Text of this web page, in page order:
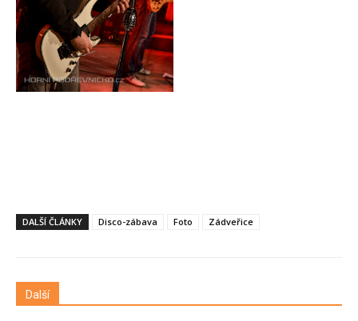
DALŠÍ ČLÁNKY Disco-zábava Foto Zádveřice
Další